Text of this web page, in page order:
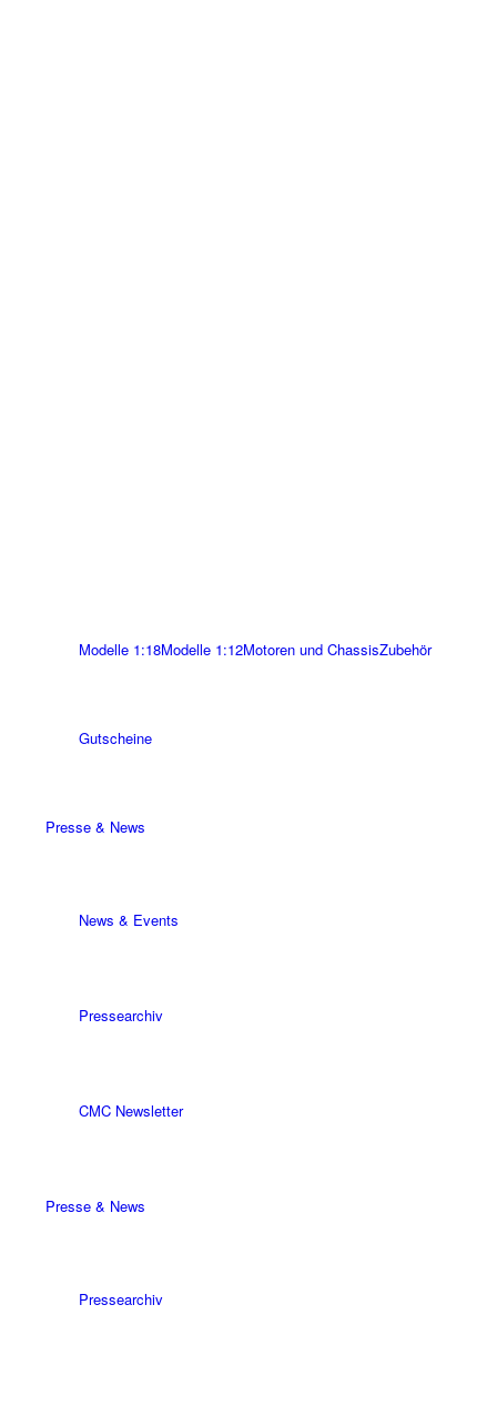
Modelle 1:18Modelle 1:12Motoren und ChassisZubehör
Gutscheine
Presse & News
News & Events
Pressearchiv
CMC Newsletter
Presse & News
Pressearchiv